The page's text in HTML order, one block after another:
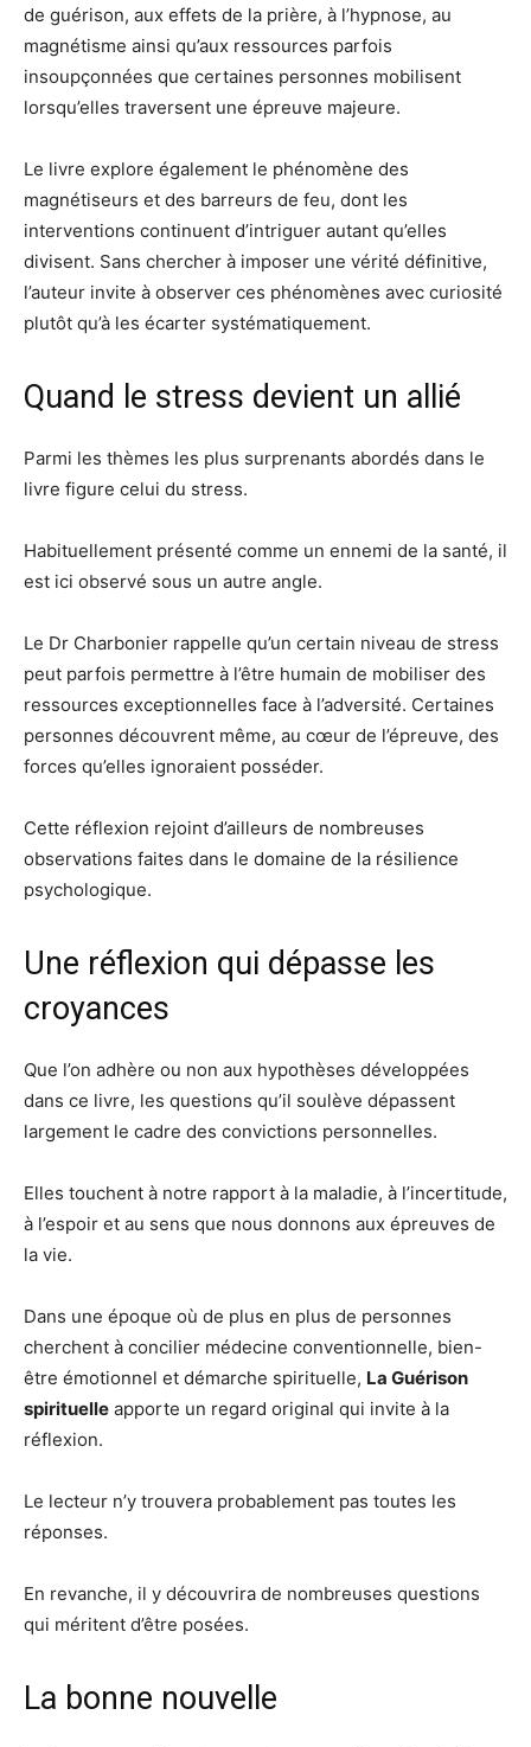
de guérison, aux effets de la prière, à l’hypnose, au
magnétisme ainsi qu’aux ressources parfois
insoupçonnées que certaines personnes mobilisent
lorsqu’elles traversent une épreuve majeure.
Le livre explore également le phénomène des
magnétiseurs et des barreurs de feu, dont les
interventions continuent d’intriguer autant qu’elles
divisent. Sans chercher à imposer une vérité définitive,
l’auteur invite à observer ces phénomènes avec curiosité
plutôt qu’à les écarter systématiquement.
Quand le stress devient un allié
Parmi les thèmes les plus surprenants abordés dans le
livre figure celui du stress.
Habituellement présenté comme un ennemi de la santé, il
est ici observé sous un autre angle.
Le Dr Charbonier rappelle qu’un certain niveau de stress
peut parfois permettre à l’être humain de mobiliser des
ressources exceptionnelles face à l’adversité. Certaines
personnes découvrent même, au cœur de l’épreuve, des
forces qu’elles ignoraient posséder.
Cette réflexion rejoint d’ailleurs de nombreuses
observations faites dans le domaine de la résilience
psychologique.
Une réflexion qui dépasse les
croyances
Que l’on adhère ou non aux hypothèses développées
dans ce livre, les questions qu’il soulève dépassent
largement le cadre des convictions personnelles.
Elles touchent à notre rapport à la maladie, à l’incertitude,
à l’espoir et au sens que nous donnons aux épreuves de
la vie.
Dans une époque où de plus en plus de personnes
cherchent à concilier médecine conventionnelle, bien-
être émotionnel et démarche spirituelle, La Guérison
spirituelle apporte un regard original qui invite à la
réflexion.
Le lecteur n’y trouvera probablement pas toutes les
réponses.
En revanche, il y découvrira de nombreuses questions
qui méritent d’être posées.
La bonne nouvelle